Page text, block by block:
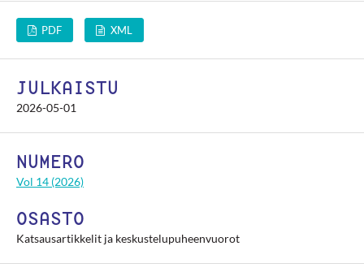
PDF XML
JULKAISTU
2026-05-01
NUMERO
Vol 14 (2026)
OSASTO
Katsausartikkelit ja keskustelupuheenvuorot